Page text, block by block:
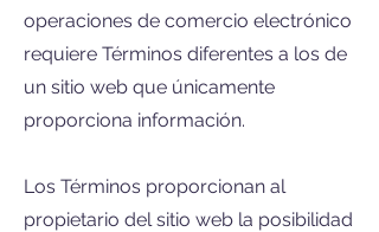
operaciones de comercio electrónico
requiere Términos diferentes a los de
un sitio web que únicamente
proporciona información.
Los Términos proporcionan al
propietario del sitio web la posibilidad